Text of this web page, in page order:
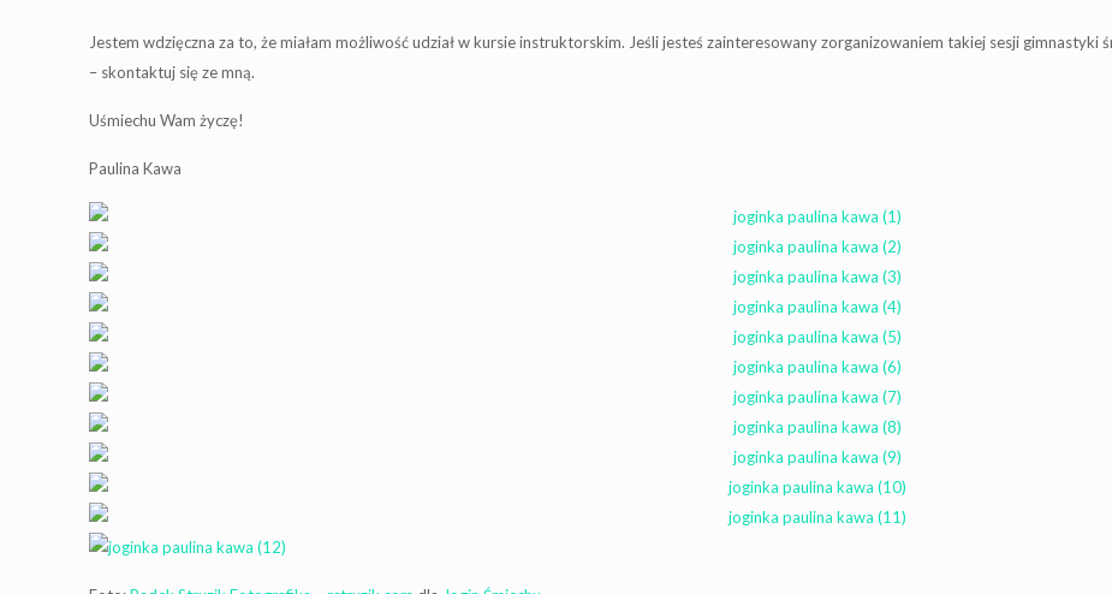
Jestem wdzięczna za to, że miałam możliwość udział w kursie instruktorskim. Jeśli jesteś zainteresowany zorganizowaniem takiej sesji
– skontaktuj się ze mną.
Uśmiechu Wam życzę!
Paulina Kawa